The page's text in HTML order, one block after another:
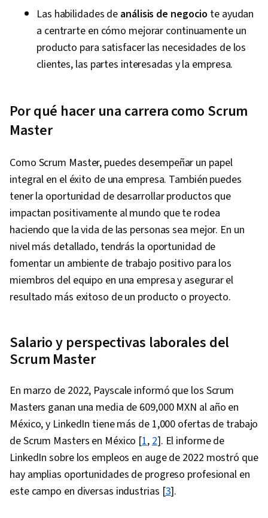
Las habilidades de análisis de negocio te ayudan
a centrarte en cómo mejorar continuamente un
producto para satisfacer las necesidades de los
clientes, las partes interesadas y la empresa.
Por qué hacer una carrera como Scrum
Master
Como Scrum Master, puedes desempeñar un papel
integral en el éxito de una empresa. También puedes
tener la oportunidad de desarrollar productos que
impactan positivamente al mundo que te rodea
haciendo que la vida de las personas sea mejor. En un
nivel más detallado, tendrás la oportunidad de
fomentar un ambiente de trabajo positivo para los
miembros del equipo en una empresa y asegurar el
resultado más exitoso de un producto o proyecto.
Salario y perspectivas laborales del
Scrum Master
En marzo de 2022, Payscale informó que los Scrum
Masters ganan una media de 609,000 MXN al año en
México, y LinkedIn tiene más de 1,000 ofertas de trabajo
de Scrum Masters en México [1,2]. El informe de
LinkedIn sobre los empleos en auge de 2022 mostró que
hay amplias oportunidades de progreso profesional en
este campo en diversas industrias [3].